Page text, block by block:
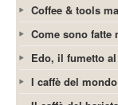
Coffee & tools
Come sono fatte
Edo, il fumetto al
I caffè del mondo